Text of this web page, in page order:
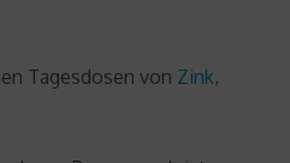
Tagesdosen von Zink,